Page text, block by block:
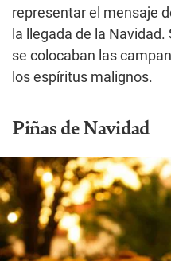
representar el mensaje
la llegada de la
se colocaban las
los espíritus malignos.
Piñas de Navidad